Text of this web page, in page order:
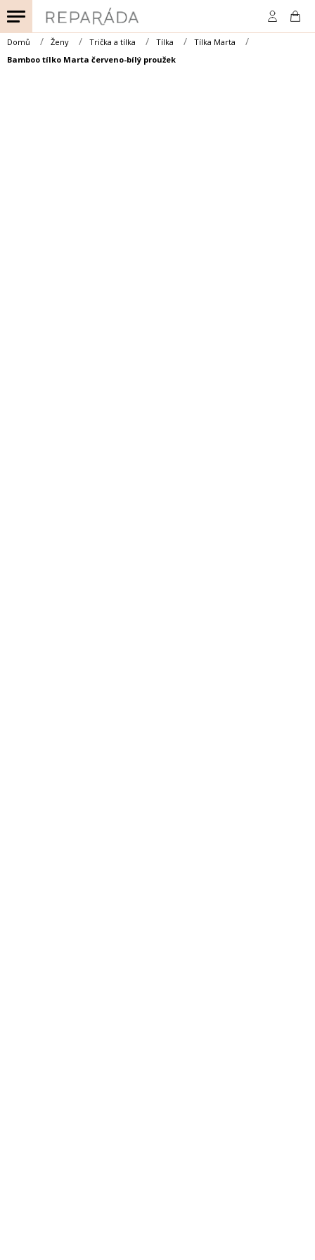
na
obsah
Domů Ženy Trička a tílka Tílka
Tílka Marta
Bamboo tílko Marta červeno-bílý proužek